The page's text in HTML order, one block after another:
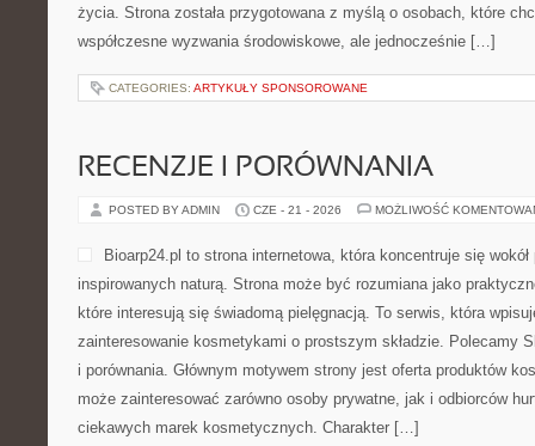
życia. Strona została przygotowana z myślą o osobach, które
współczesne wyzwania środowiskowe, ale jednocześnie […]
CATEGORIES: ARTYKUŁY SPONSOROWANE
RECENZJE I PORÓWNANIA
POSTED BY ADMIN CZE - 21 - 2026 MOŻLIWOŚĆ
Bioarp24.pl to strona internetowa, która koncentruje się
inspirowanych naturą. Strona może być rozumiana jako
które interesują się świadomą pielęgnacją. To serwis, która
zainteresowanie kosmetykami o prostszym składzie. Polecamy
i porównania. Głównym motywem strony jest oferta produktów
może zainteresować zarówno osoby prywatne, jak i odbiorców
ciekawych marek kosmetycznych. Charakter […]